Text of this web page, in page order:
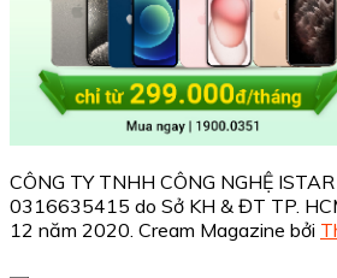
CÔNG TY TNHH CÔNG NGHỆ
0316635415 do Sở KH & ĐT TP.
12 năm 2020. Cream Magazine bởi